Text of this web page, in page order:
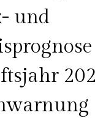
und